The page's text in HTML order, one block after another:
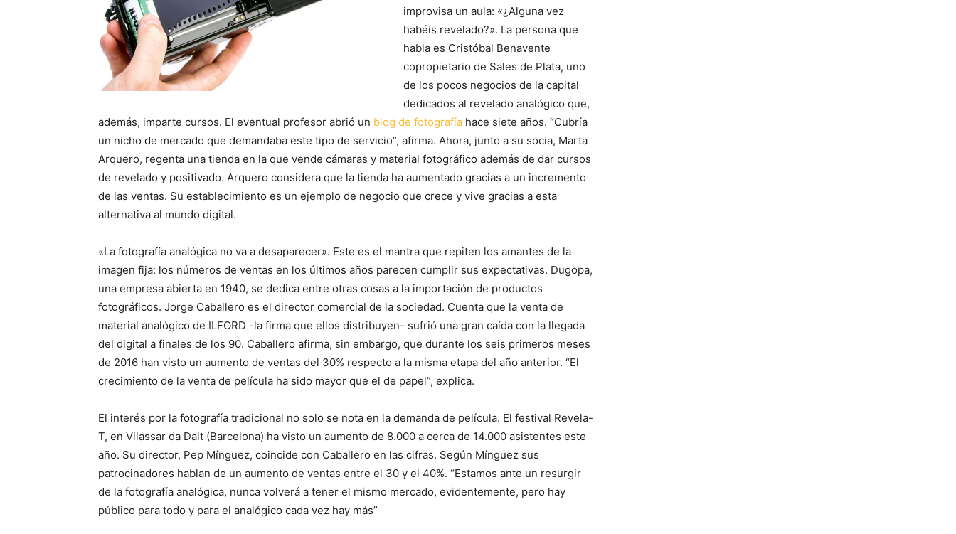
improvisa un aula: «¿Alguna vez
habéis revelado?». La persona que
habla es Cristóbal Benavente
copropietario de Sales de Plata, uno
de los pocos negocios de la capital
dedicados al revelado analógico que,
además, imparte cursos. El eventual profesor abrió un blog de fotografía hace siete años. “Cubría
un nicho de mercado que demandaba este tipo de servicio”, afirma. Ahora, junto a su socia, Marta
Arquero, regenta una tienda en la que vende cámaras y material fotográfico además de dar cursos
de revelado y positivado. Arquero considera que la tienda ha aumentado gracias a un incremento
de las ventas. Su establecimiento es un ejemplo de negocio que crece y vive gracias a esta
alternativa al mundo digital.
«La fotografía analógica no va a desaparecer». Este es el mantra que repiten los amantes de la
imagen fija: los números de ventas en los últimos años parecen cumplir sus expectativas. Dugopa,
una empresa abierta en 1940, se dedica entre otras cosas a la importación de productos
fotográficos. Jorge Caballero es el director comercial de la sociedad. Cuenta que la venta de
material analógico de ILFORD -la firma que ellos distribuyen- sufrió una gran caída con la llegada
del digital a finales de los 90. Caballero afirma, sin embargo, que durante los seis primeros meses
de 2016 han visto un aumento de ventas del 30% respecto a la misma etapa del año anterior. “El
crecimiento de la venta de película ha sido mayor que el de papel”, explica.
El interés por la fotografía tradicional no solo se nota en la demanda de película. El festival Revela-
T, en Vilassar da Dalt (Barcelona) ha visto un aumento de 8.000 a cerca de 14.000 asistentes este
año. Su director, Pep Mínguez, coincide con Caballero en las cifras. Según Mínguez sus
patrocinadores hablan de un aumento de ventas entre el 30 y el 40%. “Estamos ante un resurgir
de la fotografía analógica, nunca volverá a tener el mismo mercado, evidentemente, pero hay
público para todo y para el analógico cada vez hay más”